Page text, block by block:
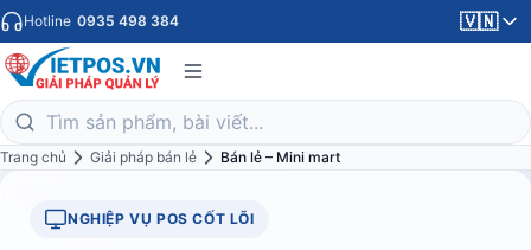
Hotline 0935 498 384 🇻🇳
Trang chủ Giải pháp bán lẻ Bán lẻ – Mini mart
NGHIỆP VỤ POS CỐT LÕI